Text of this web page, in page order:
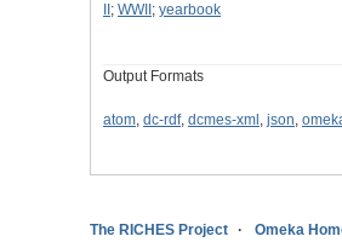
; WWII ; yearbook
Output Formats
atom, dc-rdf, dcmes-xml , json,
The RICHES Project Omeka